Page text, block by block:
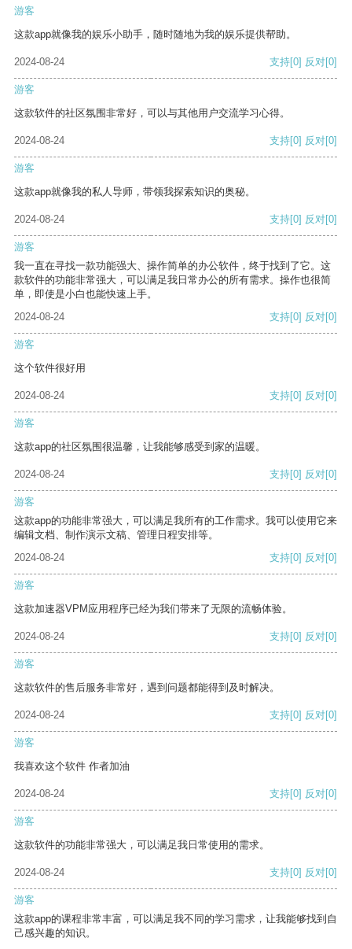
游客
这款app就像我的娱乐小助手，随时随地为我的娱乐提供帮助。
2024-08-24 支持[0] 反对[0]
游客
这款软件的社区氛围非常好，可以与其他用户交流学习心得。
2024-08-24 支持[0] 反对[0]
游客
这款app就像我的私人导师，带领我探索知识的奥秘。
2024-08-24 支持[0] 反对[0]
游客
我一直在寻找一款功能强大、操作简单的办公软件，终于找到了它。这
款软件的功能非常强大，可以满足我日常办公的所有需求。操作也很简
单，即使是小白也能快速上手。
2024-08-24
支持[0] 反对[0]
游客
这个软件很好用
2024-08-24 支持[0] 反对[0]
游客
这款app的社区氛围很温馨，让我能够感受到家的温暖。
2024-08-24 支持[0] 反对[0]
游客
这款app的功能非常强大，可以满足我所有的工作需求。我可以使用它来
编辑文档、制作演示文稿、管理日程安排等。
2024-08-24
支持[0] 反对[0]
游客
这款加速器VPM应用程序已经为我们带来了无限的流畅体验。
2024-08-24 支持[0] 反对[0]
游客
这款软件的售后服务非常好，遇到问题都能得到及时解决。
2024-08-24 支持[0] 反对[0]
游客
我喜欢这个软件 作者加油
2024-08-24 支持[0] 反对[0]
游客
这款软件的功能非常强大，可以满足我日常使用的需求。
2024-08-24 支持[0] 反对[0]
游客
这款app的课程非常丰富，可以满足我不同的学习需求，让我能够找到自
己感兴趣的知识。